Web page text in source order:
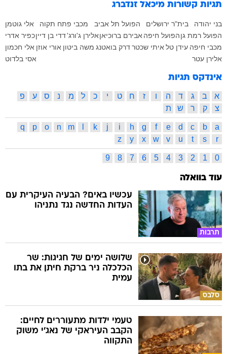
תגיות קשורות מיכאל זנדברג
בני יהודה בית"ר ירושלים הפועל תל אביב מכבי פתח תקוה
אלי גוטמן
הפועל רמת גןהפועל חיפה אבירם ברוכיאןאלירן ג'ורג'דדי בן דייןכפיר אדרי
מכבי חיפה עידן טל איתי שכטרדרק בואטנג משה ביטון אורי אוזן אלי חכמון
אלירן עטר
אסי בלדוט
אינדקס תגיות
א ב ג ד ה ו ז ח ט י כ ל מ נ ס ע
פ
צ
ק ר ש ת
a
b
c
d
e
f
g
h
i
j
k
m
n
o
p
q
r
s
t
u
v
w
x
y
z
0
1
2
3
4
5
6
7
8
9
עוד בוואלה
תרבות
עכשיו באים? הבעיה העיקרית עם
העדות החדשה נגד נתניהו
סלבס
שלושה ימים של חגיגות: שר
הכלכלה ניר ברקת חיתן את בתו
עמית
טעמי ילדות מתעוררים לחיים:
הקבב העיראקי של נאג׳י משוק
התקווה